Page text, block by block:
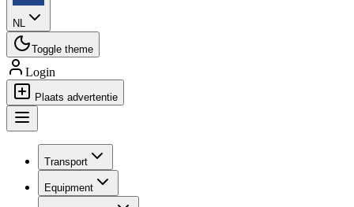
NL
Toggle theme
Login
Plaats advertentie
Transport
Equipment